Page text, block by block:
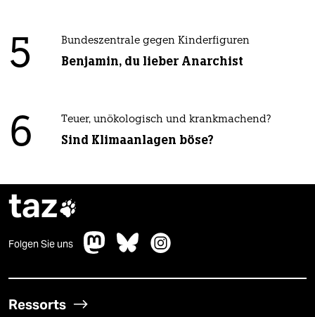
5 Bundeszentrale gegen Kinderfiguren
Benjamin, du lieber Anarchist
6 Teuer, unökologisch und krankmachend?
Sind Klimaanlagen böse?
taz
Folgen Sie uns
Ressorts